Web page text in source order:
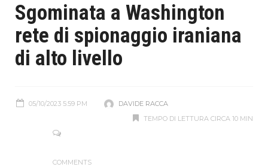
Sgominata a Washington
rete di spionaggio iraniana
di alto livello
05/10/2023 5:59 PM
DAVIDE RACCA
TEMPO DI LETTURA CIRCA 10 MIN
COMMENTS